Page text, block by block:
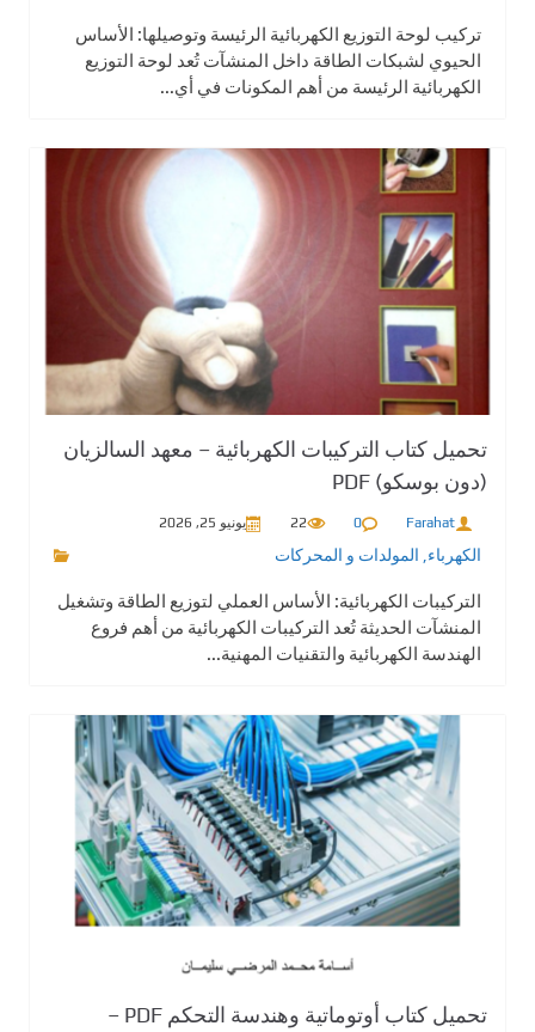
تركيب لوحة التوزيع الكهربائية الرئيسة وتوصيلها: الأساس
الحيوي لشبكات الطاقة داخل المنشآت تُعد لوحة التوزيع
الكهربائية الرئيسة من أهم المكونات في أي...
تحميل كتاب التركيبات الكهربائية – معهد السالزيان
(دون بوسكو) PDF
Farahat
0
22 يونيو 25, 2026
الكهرباء المولدات و المحركات
التركيبات الكهربائية: الأساس العملي لتوزيع الطاقة وتشغيل
المنشآت الحديثة تُعد التركيبات الكهربائية من أهم فروع
الهندسة الكهربائية والتقنيات المهنية...
تحميل كتاب أوتوماتية وهندسة التحكم PDF –